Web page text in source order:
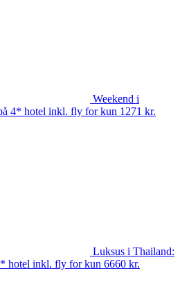
Weekend i
4* hotel inkl. fly for kun 1271 kr.
Luksus i Thailand:
hotel inkl. fly for kun 6660 kr.